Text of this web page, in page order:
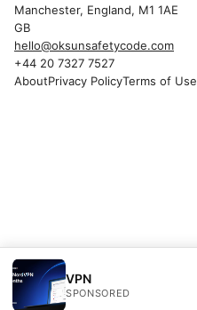
VPN
SPONSORED
Manchester, England, M1 1AE
GB
hello@oksunsafetycode.com
+44 20 7327 7527
AboutPrivacy PolicyTerms of Use